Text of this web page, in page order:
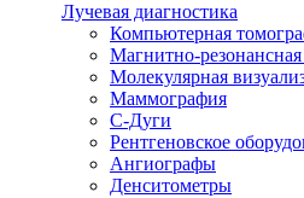
Лучевая диагностика
Компьютерная
Магнитно-
Молекулярная
Маммография
С-Дуги
Рентгеновское
Ангиографы
Денситометры